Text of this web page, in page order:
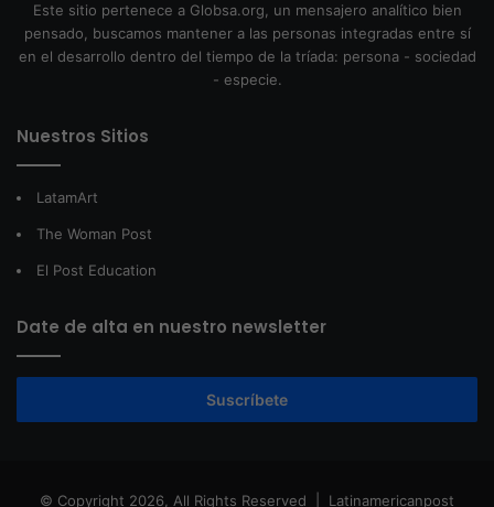
Este sitio pertenece a Globsa.org, un mensajero analítico bien
pensado, buscamos mantener a las personas integradas entre sí
en el desarrollo dentro del tiempo de la tríada: persona - sociedad
- especie.
Nuestros Sitios
LatamArt
The Woman Post
El Post Education
Date de alta en nuestro newsletter
Suscríbete
© Copyright 2026, All Rights Reserved | Latinamericanpost